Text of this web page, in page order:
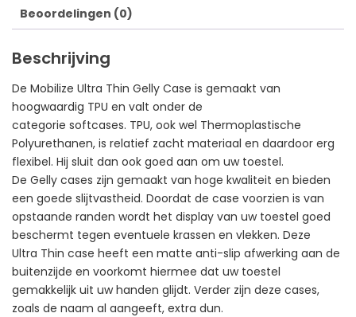
Beoordelingen (0)
Beschrijving
De Mobilize Ultra Thin Gelly Case is gemaakt van
hoogwaardig TPU en valt onder de
categorie softcases. TPU, ook wel Thermoplastische
Polyurethanen, is relatief zacht materiaal en daardoor erg
flexibel. Hij sluit dan ook goed aan om uw toestel.
De Gelly cases zijn gemaakt van hoge kwaliteit en bieden
een goede slijtvastheid. Doordat de case voorzien is van
opstaande randen wordt het display van uw toestel goed
beschermt tegen eventuele krassen en vlekken. Deze
Ultra Thin case heeft een matte anti-slip afwerking aan de
buitenzijde en voorkomt hiermee dat uw toestel
gemakkelijk uit uw handen glijdt. Verder zijn deze cases,
zoals de naam al aangeeft, extra dun.